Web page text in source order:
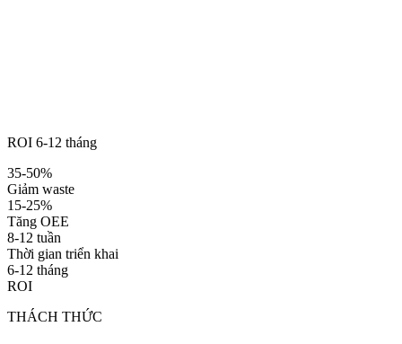
ROI 6-12 tháng
35-50%
Giảm waste
15-25%
Tăng OEE
8-12 tuần
Thời gian triển khai
6-12 tháng
ROI
THÁCH THỨC